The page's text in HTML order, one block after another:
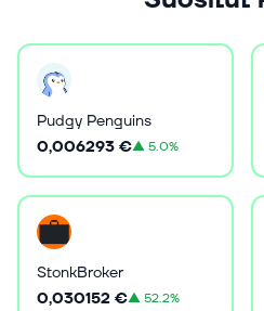
Pudgy Penguins
0,006293 €▲5.0%
StonkBroker
0,030152 €▲52.2%